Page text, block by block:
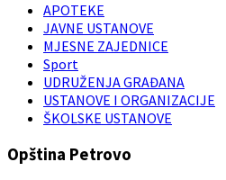
APOTEKE
JAVNE USTANOVE
MJESNE ZAJEDNICE
Sport
UDRUŽENJA GRAĐANA
USTANOVE I ORGANIZACIJE
ŠKOLSKE USTANOVE
Opština Petrovo